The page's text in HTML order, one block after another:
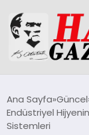
DÜNYA
Ana Sayfa Güncel
Endüstriyel
Sistemleri